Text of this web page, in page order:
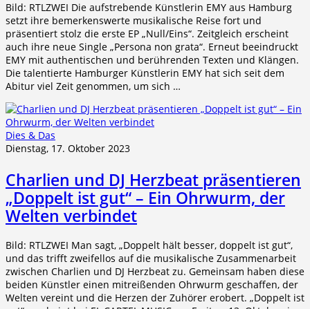
Bild: RTLZWEI Die aufstrebende Künstlerin EMY aus Hamburg
setzt ihre bemerkenswerte musikalische Reise fort und
präsentiert stolz die erste EP „Null/Eins“. Zeitgleich erscheint
auch ihre neue Single „Persona non grata“. Erneut beeindruckt
EMY mit authentischen und berührenden Texten und Klängen.
Die talentierte Hamburger Künstlerin EMY hat sich seit dem
Abitur viel Zeit genommen, um sich …
Dies & Das
Dienstag, 17. Oktober 2023
Charlien und DJ Herzbeat präsentieren
„Doppelt ist gut“ – Ein Ohrwurm, der
Welten verbindet
Bild: RTLZWEI Man sagt, „Doppelt hält besser, doppelt ist gut“,
und das trifft zweifellos auf die musikalische Zusammenarbeit
zwischen Charlien und DJ Herzbeat zu. Gemeinsam haben diese
beiden Künstler einen mitreißenden Ohrwurm geschaffen, der
Welten vereint und die Herzen der Zuhörer erobert. „Doppelt ist